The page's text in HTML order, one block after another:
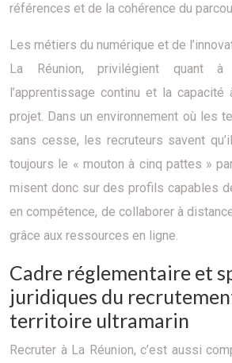
références et de la cohérence du
Les métiers du numérique et de
La Réunion, privilégient quant
l’apprentissage continu et la
projet. Dans un environnement où les
sans cesse, les recruteurs savent
toujours le « mouton à cinq pattes »
misent donc sur des profils capables
en compétence, de collaborer à
grâce aux ressources en ligne.
Cadre réglementaire et
juridiques du
territoire ultramarin
Recruter à La Réunion, c’est aussi